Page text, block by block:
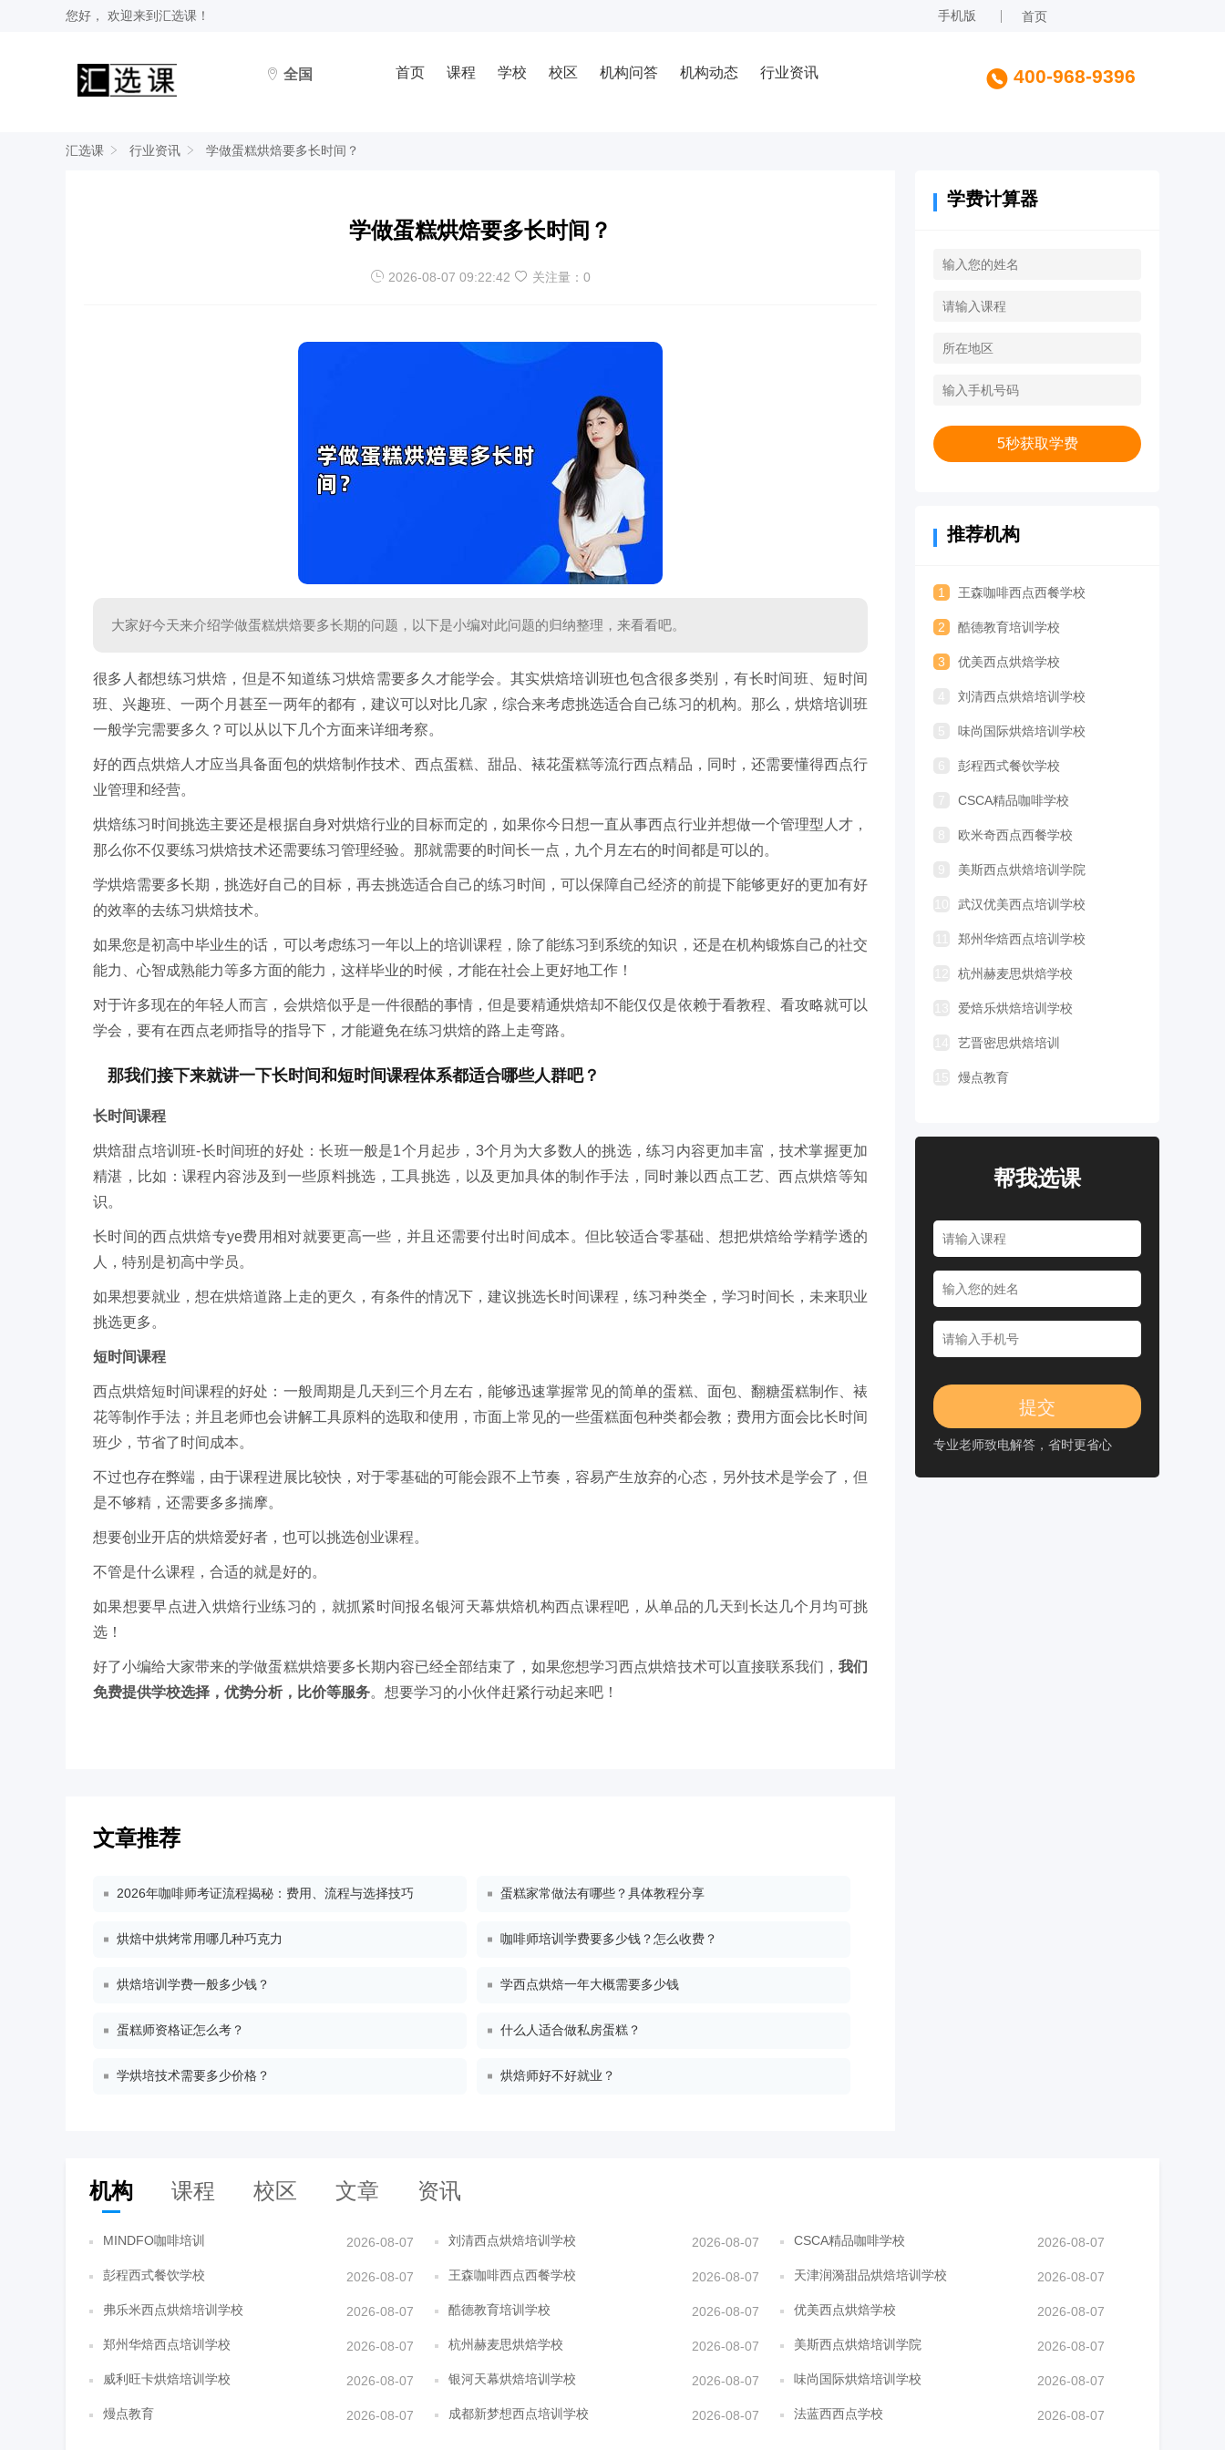
您好， 欢迎来到 汇选课 ！ 手机版 首页
全国 首页 课程 学校 校区 机构问答 机构动态 行业资讯 400-968-9396
汇选课 行业资讯 学做蛋糕烘焙要多长时间？
学做蛋糕烘焙要多长时间？
2026-08-07 09:22:42 关注量： 0
大家好今天来介绍学做蛋糕烘焙要多长期的问题，以下是小编对此问题的归纳整理，来看看吧。
很多人都想练习烘焙，但是不知道练习烘焙需要多久才能学会。其实烘焙培训班也包含很多类别，有长时间班、短时间
班、兴趣班、一两个月甚至一两年的都有，建议可以对比几家，综合来考虑挑选适合自己练习的机构。那么，烘焙培训班
一般学完需要多久？可以从以下几个方面来详细考察。
好的西点烘焙人才应当具备面包的烘焙制作技术、西点蛋糕、甜品、裱花蛋糕等流行西点精品，同时，还需要懂得西点行
业管理和经营。
烘焙练习时间挑选主要还是根据自身对烘焙行业的目标而定的，如果你今日想一直从事西点行业并想做一个管理型人才，
那么你不仅要练习烘焙技术还需要练习管理经验。那就需要的时间长一点，九个月左右的时间都是可以的。
学烘焙需要多长期，挑选好自己的目标，再去挑选适合自己的练习时间，可以保障自己经济的前提下能够更好的更加有好
的效率的去练习烘焙技术。
如果您是初高中毕业生的话，可以考虑练习一年以上的培训课程，除了能练习到系统的知识，还是在机构锻炼自己的社交
能力、心智成熟能力等多方面的能力，这样毕业的时候，才能在社会上更好地工作！
对于许多现在的年轻人而言，会烘焙似乎是一件很酷的事情，但是要精通烘焙却不能仅仅是依赖于看教程、看攻略就可以
学会，要有在西点老师指导的指导下，才能避免在练习烘焙的路上走弯路。
那我们接下来就讲一下长时间和短时间课程体系都适合哪些人群吧？
长时间课程
烘焙甜点培训班-长时间班的好处：长班一般是1个月起步，3个月为大多数人的挑选，练习内容更加丰富，技术掌握更加
精湛，比如：课程内容涉及到一些原料挑选，工具挑选，以及更加具体的制作手法，同时兼以西点工艺、西点烘焙等知
识。
长时间的西点烘焙专ye费用相对就要更高一些，并且还需要付出时间成本。但比较适合零基础、想把烘焙给学精学透的
人，特别是初高中学员。
如果想要就业，想在烘焙道路上走的更久，有条件的情况下，建议挑选长时间课程，练习种类全，学习时间长，未来职业
挑选更多。
短时间课程
西点烘焙短时间课程的好处：一般周期是几天到三个月左右，能够迅速掌握常见的简单的蛋糕、面包、翻糖蛋糕制作、裱
花等制作手法；并且老师也会讲解工具原料的选取和使用，市面上常见的一些蛋糕面包种类都会教；费用方面会比长时间
班少，节省了时间成本。
不过也存在弊端，由于课程进展比较快，对于零基础的可能会跟不上节奏，容易产生放弃的心态，另外技术是学会了，但
是不够精，还需要多多揣摩。
想要创业开店的烘焙爱好者，也可以挑选创业课程。
不管是什么课程，合适的就是好的。
如果想要早点进入烘焙行业练习的，就抓紧时间报名银河天幕烘焙机构西点课程吧，从单品的几天到长达几个月均可挑
选！
好了小编给大家带来的学做蛋糕烘焙要多长期内容已经全部结束了，如果您想学习西点烘焙技术可以直接联系我们， 我们
免费提供学校选择，优势分析，比价等服务。想要学习的小伙伴赶紧行动起来吧！
文章推荐
2026年咖啡师考证流程揭秘：费用、流程与选择技巧 蛋糕家常做法有哪些？具体教程分享
烘焙中烘烤常用哪几种巧克力 咖啡师培训学费要多少钱？怎么收费？
烘焙培训学费一般多少钱？ 学西点烘焙一年大概需要多少钱
蛋糕师资格证怎么考？ 什么人适合做私房蛋糕？
学烘培技术需要多少价格？ 烘焙师好不好就业？
学费计算器
5秒获取学费
推荐机构
1 王森咖啡西点西餐学校
2 酷德教育培训学校
3 优美西点烘焙学校
刘清西点烘焙培训学校
味尚国际烘焙培训学校
彭程西式餐饮学校
CSCA精品咖啡学校
欧米奇西点西餐学校
美斯西点烘焙培训学院
武汉优美西点培训学校
郑州华焙西点培训学校
杭州赫麦思烘焙学校
爱焙乐烘焙培训学校
艺晋密思烘焙培训
熳点教育
帮我选课
专业老师致电解答，省时更省心
机构
MINDFO咖啡培训 2026-08-07 刘清西点烘焙培训学校 2026-08-07 CSCA精品咖啡学校 2026-08-07
彭程西式餐饮学校 2026-08-07 王森咖啡西点西餐学校 2026-08-07 天津润漪甜品烘焙培训学校 2026-08-07
弗乐米西点烘焙培训学校 2026-08-07 酷德教育培训学校 2026-08-07 优美西点烘焙学校 2026-08-07
郑州华焙西点培训学校 2026-08-07 杭州赫麦思烘焙学校 2026-08-07 美斯西点烘焙培训学院 2026-08-07
威利旺卡烘焙培训学校 2026-08-07 银河天幕烘焙培训学校 2026-08-07 味尚国际烘焙培训学校 2026-08-07
熳点教育 2026-08-07 成都新梦想西点培训学校 2026-08-07 法蓝西西点学校 2026-08-07
课程 校区 文章 资讯